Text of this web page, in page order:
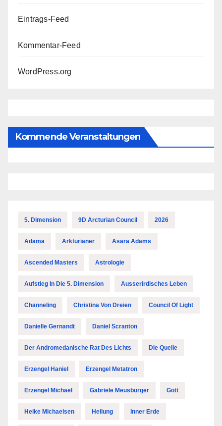
Eintrags-Feed
Kommentar-Feed
WordPress.org
Kommende Veranstaltungen
5. Dimension 9D Arcturian Council 2026
Adama Arkturianer Asara Adams
Ascended Masters Astrologie
Aufstieg In Die 5. Dimension Ausserirdisches Leben
Channeling Christina Von Dreien Council Of Light
Danielle Gernandt Daniel Scranton
Der Andromedanische Rat Des Lichts Die Quelle
Erzengel Haniel Erzengel Metatron
Erzengel Michael Gabriele Meusburger Gott
Heike Michaelsen Heilung Inner Erde